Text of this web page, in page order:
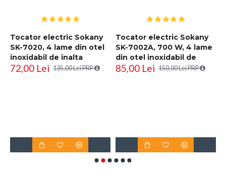
Tocator electric Sokany
SK-7020, 4 lame din otel
inoxidabil de inalta
calitate, 400 W, 2L,
72,00 Lei 135,00 Lei PRP
Tocator electric Sokany
SK-7002A, 700 W, 4 lame
din otel inoxidabil de
inalta calitate, 2L,
85,00 Lei 150,00 Lei PRP